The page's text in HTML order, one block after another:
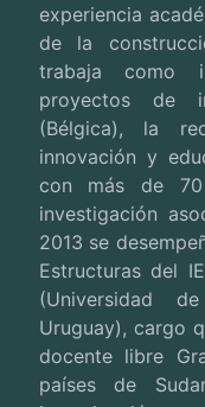
experiencia
de la
trabaja como
proyectos de
(Bélgica), la
innovación y
con más de
investigación
2013 se
Estructuras del
(Universidad
Uruguay), cargo
docente libre
países de